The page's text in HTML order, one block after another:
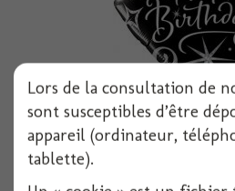
Ballon alu carre happy
Lors de la consultation de
sont susceptibles d’être
appareil (ordinateur,
tablette).